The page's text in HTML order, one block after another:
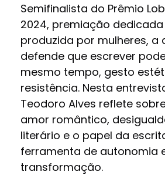
Semifinalista do Prêmio
2024, premiação
produzida por mulheres, a
defende que escrever
mesmo tempo, gesto
resistência. Nesta
Teodoro Alves reflete
amor romântico,
literário e o papel da
ferramenta de autonomia
transformação.